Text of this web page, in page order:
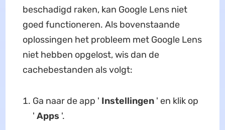
beschadigd raken, kan Google Lens niet
goed functioneren. Als bovenstaande
oplossingen het probleem met Google Lens
niet hebben opgelost, wis dan de
cachebestanden als volgt:
Ga naar de app ' Instellingen' en klik op
' Apps '.